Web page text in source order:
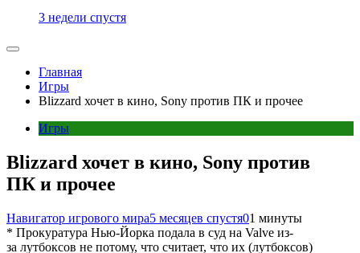
3 недели спустя
Главная
Игры
Blizzard хочет в кино, Sony против ПК и прочее
Игры
Blizzard хочет в кино, Sony против
ПК и прочее
Навигатор игрового мира5 месяцев спустя01 минуты
* Прокуратура Нью-Йорка подала в суд на Valve из-
за лутбоксов не потому, что считает, что их (лутбоксов)